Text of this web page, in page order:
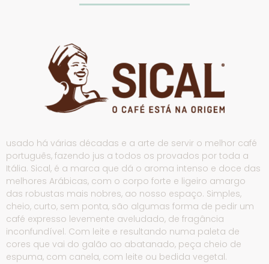
usado há várias décadas e a arte de servir o melhor café
português, fazendo jus a todos os provados por toda a
Itália. Sical, é a marca que dá o aroma intenso e doce das
melhores Arábicas, com o corpo forte e ligeiro amargo
das robustas mais nobres, ao nosso espaço. Simples,
cheio, curto, sem ponta, são algumas forma de pedir um
café expresso levemente aveludado, de fragância
inconfundível. Com leite e resultando numa paleta de
cores que vai do galão ao abatanado, peça cheio de
espuma, com canela, com leite ou bedida vegetal.